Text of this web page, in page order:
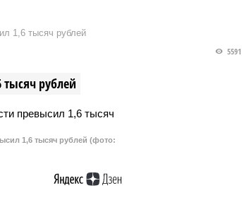
попросту отключила подачу
1,6 тысяч рублей
рублей
5591
1,6 тысяч рублей (фото: